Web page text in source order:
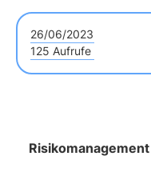
26/06/2023
125 Aufrufe
Risikomanagement